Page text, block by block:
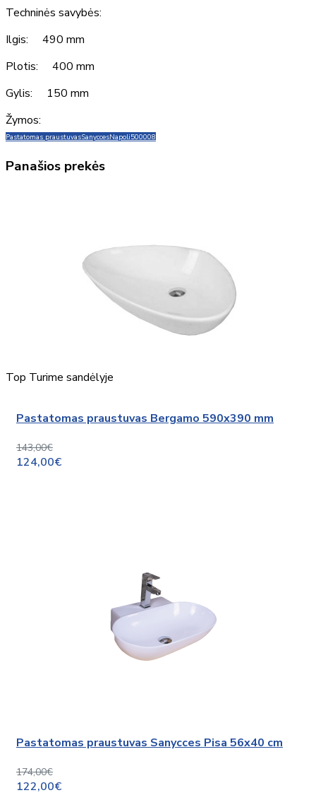
Techninės savybės:
Ilgis: 490 mm
Plotis: 400 mm
Gylis: 150 mm
Žymos:
Pastatomas praustuvasSanyccesNapoli500008
Panašios prekės
Top Turime sandėlyje
Pastatomas praustuvas Bergamo 590x390 mm
143,00€
124,00€
Pastatomas praustuvas Sanycces Pisa 56x40 cm
174,00€
122,00€